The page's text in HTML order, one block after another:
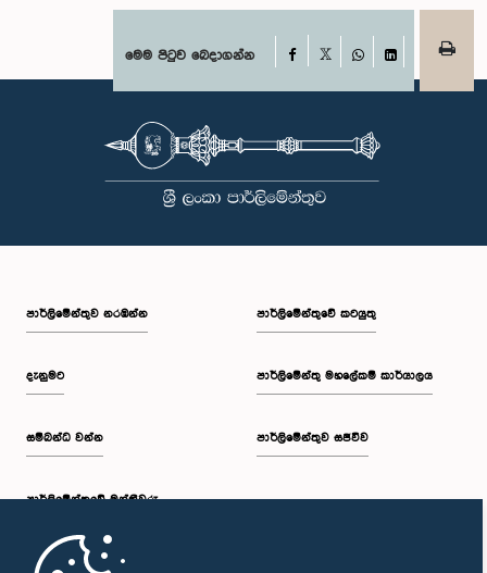
මෙම පිටුව බෙදාගන්න Facebook
WhatsAppLinkedIn
පාර්ලි‌මේන්තුව නරඹන්න
දැනුමට
සම්බන්ධ වන්න
පාර්ලි‌මේන්තුවේ මන්ත්‍රීවරු
මුල් පිටුව
පාර්ලිමේන්තුවේ කටයුතු
පාර්ලිමේන්තු මහලේකම් කාර්යාලය
පාර්ලිමේන්තුව සජීවීව